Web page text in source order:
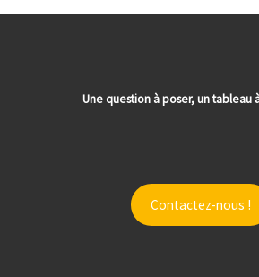
Une question à poser, un tableau
Contactez-nous !